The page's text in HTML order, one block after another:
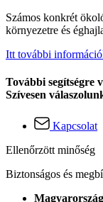
Számos konkrét
környezetre és
Itt további
További segítségre
Szívesen
Kapcsolat
Ellenőrzött minőség
Biztonságos és